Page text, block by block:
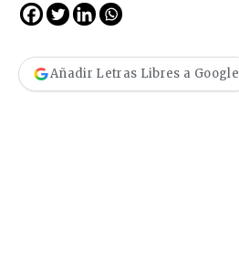
Añadir Letras Libres a Google